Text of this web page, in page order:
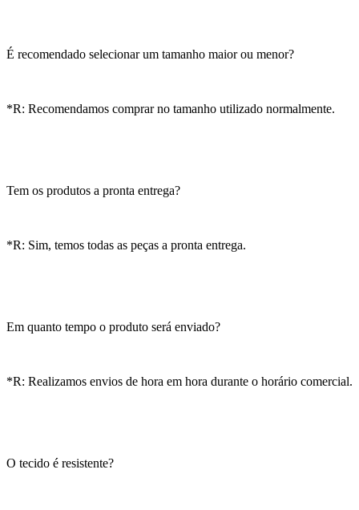
É recomendado selecionar um tamanho maior ou menor?
*R: Recomendamos comprar no tamanho utilizado normalmente.
Tem os produtos a pronta entrega?
*R: Sim, temos todas as peças a pronta entrega.
Em quanto tempo o produto será enviado?
*R: Realizamos envios de hora em hora durante o horário comercial.
O tecido é resistente?